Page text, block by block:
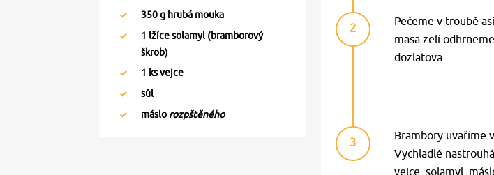
350g hrubá mouka
1 lžíce solamyl (bramborový
škrob)
1 ks vejce
sůl
máslo rozpštěného
2
Pečeme v troubě
masa zelí
dozlatova.
3
Brambory uvaříme
Vychladlé
vejce, solamyl,